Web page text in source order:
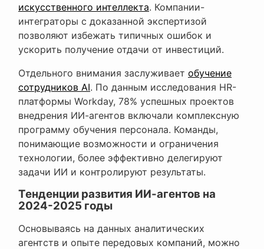
искусственного интеллекта. Компании-
интеграторы с доказанной экспертизой
позволяют избежать типичных ошибок и
ускорить получение отдачи от инвестиций.
Отдельного внимания заслуживает обучение
сотрудников AI. По данным исследования HR-
платформы Workday, 78% успешных проектов
внедрения ИИ-агентов включали комплексную
программу обучения персонала. Команды,
понимающие возможности и ограничения
технологии, более эффективно делегируют
задачи ИИ и контролируют результаты.
Тенденции развития ИИ-агентов на
2024-2025 годы
Основываясь на данных аналитических
агентств и опыте передовых компаний, можно